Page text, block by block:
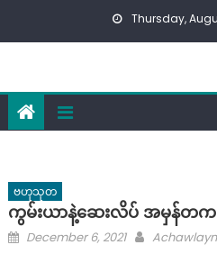
Thursday,
ဗဟုသုတ
ကွမ်းယာနဲ့ဆေးလိပ် အမှန်တက
Posted
December 6, 2021 Author